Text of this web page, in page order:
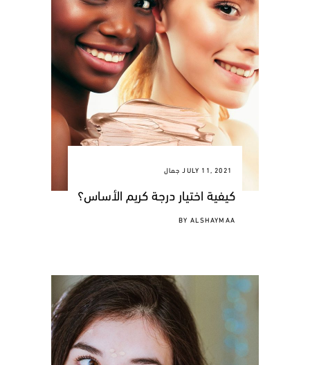
JULY 11, 2021 جمال
كيفية اختيار درجة كريم الأساس؟
BYALSHAYMAA